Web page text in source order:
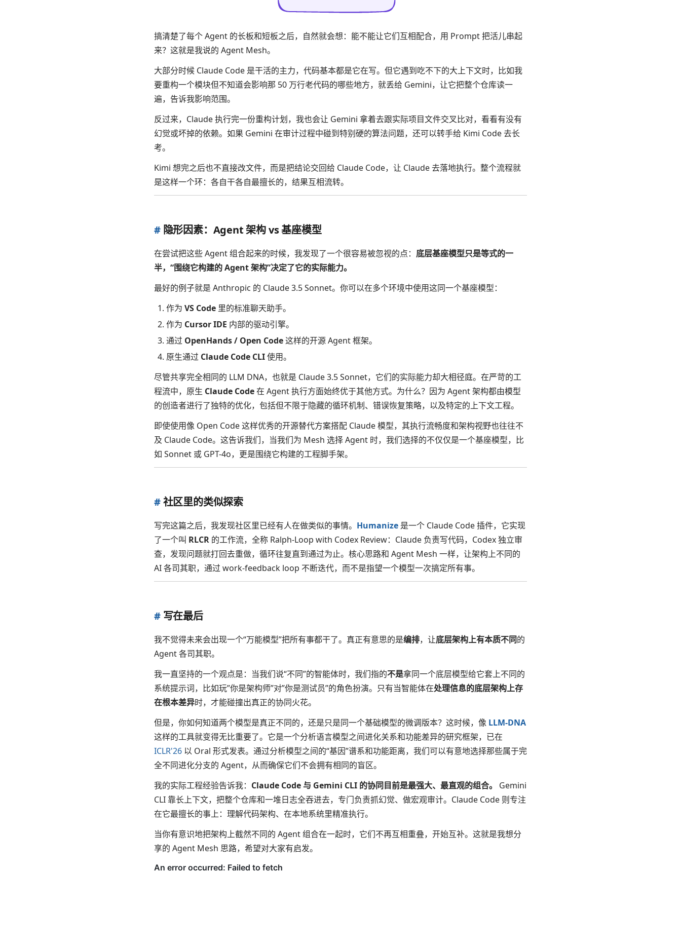
搞清楚了每个 Agent 的长板和短板之后，自然就会想：能不能让它们互相配合，用 Prompt 把活儿串起
来？这就是我说的 Agent Mesh。
大部分时候 Claude Code 是干活的主力，代码基本都是它在写。但它遇到吃不下的大上下文时，比如我
要重构一个模块但不知道会影响那 50 万行老代码的哪些地方，就丢给 Gemini，让它把整个仓库读一
遍，告诉我影响范围。
反过来，Claude 执行完一份重构计划，我也会让 Gemini 拿着去跟实际项目文件交叉比对，看看有没有
幻觉或坏掉的依赖。如果 Gemini 在审计过程中碰到特别硬的算法问题，还可以转手给 Kimi Code 去长
考。
Kimi 想完之后也不直接改文件，而是把结论交回给 Claude Code，让 Claude 去落地执行。整个流程就
是这样一个环：各自干各自最擅长的，结果互相流转。
# 隐形因素：Agent 架构 vs 基座模型
在尝试把这些 Agent 组合起来的时候，我发现了一个很容易被忽视的点： 底层基座模型只是等式的一
半，“围绕它构建的 Agent 架构”决定了它的实际能力。
最好的例子就是 Anthropic 的 Claude 3.5 Sonnet。你可以在多个环境中使用这同一个基座模型：
作为 VS Code 里的标准聊天助手。
作为 Cursor IDE 内部的驱动引擎。
通过 OpenHands / Open Code这样的开源 Agent 框架。
原生通过 Claude Code CLI使用。
尽管共享完全相同的 LLM DNA，也就是 Claude 3.5 Sonnet，它们的实际能力却大相径庭。在严苛的工
程流中，原生 Claude Code在 Agent 执行方面始终优于其他方式。为什么？因为 Agent 架构都由模型
的创造者进行了独特的优化，包括但不限于隐藏的循环机制、错误恢复策略，以及特定的上下文工程。
即使使用像 Open Code 这样优秀的开源替代方案搭配 Claude 模型，其执行流畅度和架构视野也往往不
及 Claude Code。这告诉我们，当我们为 Mesh 选择 Agent 时，我们选择的不仅仅是一个基座模型，比
如 Sonnet 或 GPT-4o，更是围绕它构建的工程脚手架。
#社区里的类似探索
写完这篇之后，我发现社区里已经有人在做类似的事情。 Humanize 是一个 Claude Code 插件，它实现
了一个叫 RLCR 的工作流，全称 Ralph-Loop with Codex Review：Claude 负责写代码，Codex 独立审
查，发现问题就打回去重做，循环往复直到通过为止。核心思路和 Agent Mesh 一样，让架构上不同的
AI 各司其职，通过 work-feedback loop 不断迭代，而不是指望一个模型一次搞定所有事。
# 写在最后
我不觉得未来会出现一个“万能模型”把所有事都干了。真正有意思的是编排，让底层架构上有本质不同的
Agent 各司其职。
我一直坚持的一个观点是：当我们说“不同”的智能体时，我们指的不是拿同一个底层模型给它套上不同的
系统提示词，比如玩”你是架构师”对”你是测试员”的角色扮演。只有当智能体在处理信息的底层架构上存
在根本差异时，才能碰撞出真正的协同火花。
但是，你如何知道两个模型是真正不同的，还是只是同一个基础模型的微调版本？这时候，像 LLM-DNA
这样的工具就变得无比重要了。它是一个分析语言模型之间进化关系和功能差异的研究框架，已在
ICLR'26 以 Oral 形式发表。通过分析模型之间的“基因”谱系和功能距离，我们可以有意地选择那些属于完
全不同进化分支的 Agent，从而确保它们不会拥有相同的盲区。
我的实际工程经验告诉我： Claude Code 与 Gemini CLI 的协同目前是最强大、最直观的组合。
Gemini
CLI 靠长上下文，把整个仓库和一堆日志全吞进去，专门负责抓幻觉、做宏观审计。Claude Code 则专注
在它最擅长的事上：理解代码架构、在本地系统里精准执行。
当你有意识地把架构上截然不同的 Agent 组合在一起时，它们不再互相重叠，开始互补。这就是我想分
享的 Agent Mesh 思路，希望对大家有启发。